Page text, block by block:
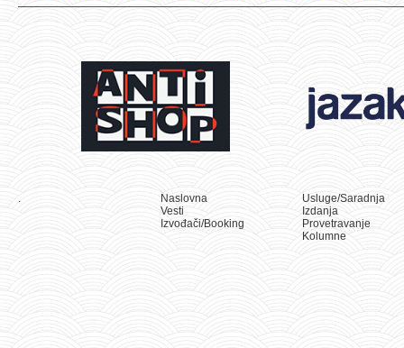
.
Naslovna
Vesti
Izvođači/Booking
Usluge/Saradnja
Izdanja
Provetravanje
Kolumne